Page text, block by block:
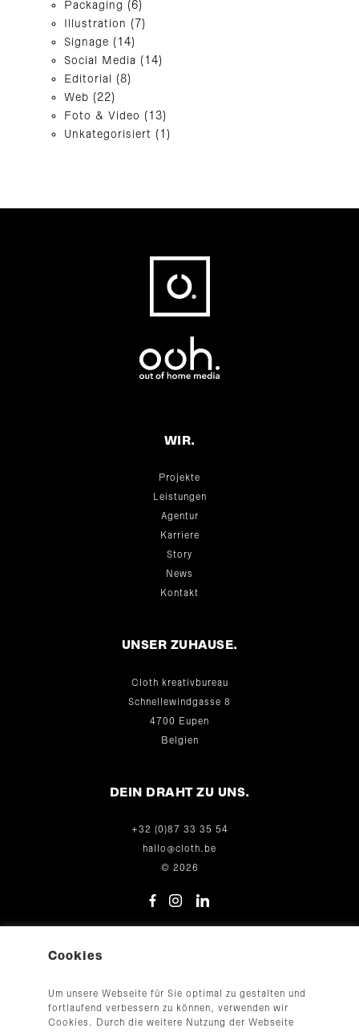
Packaging (6)
Illustration (7)
Signage (14)
Social Media (14)
Editorial (8)
Web (22)
Foto & Video (13)
Unkategorisiert (1)
WIR.
Projekte
Leistungen
Agentur
Karriere
Story
News
Kontakt
UNSER ZUHAUSE.
Cloth kreativbureau
Schnellewindgasse 8
4700 Eupen
Belgien
DEIN DRAHT ZU UNS.
+32 (0)87 33 35 54
hallo@cloth.be
© 2026
AGB
Impressum
Cookies
Um unsere Webseite für Sie optimal zu gestalten und
fortlaufend verbessern zu können, verwenden wir
Cookies. Durch die weitere Nutzung der Webseite